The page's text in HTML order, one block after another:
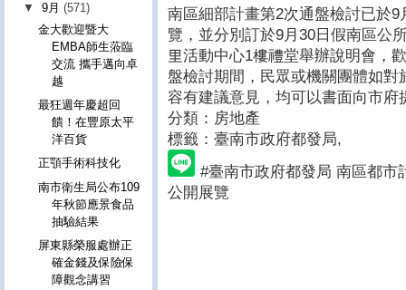
南區細部計畫第2次通盤檢討已於
覽，並分別訂於9月30日假南區公
里活動中心1樓禮堂舉辦說明會，
盤檢討期間，民眾或機關團體如
容有建議意見，均可以書面向市府
分類：房地產
標籤：臺南市政府都發局,
#臺南市政府都發局 南區都市
公開展覽
▼9月(571)
金大歡迎暨大
EMBA師生蒞臨
交流 攜手邁向卓
越
最狂週年慶超回
饋！在豐原太平
洋百貨
正顎手術科技化
南市衛生局公布109
年秋節應景食品
抽驗結果
屏東縣榮服處辦正
確金錢及保險保
障觀念講習